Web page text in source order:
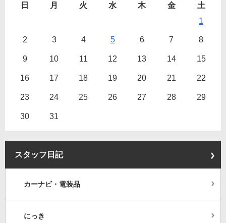
日 月 火 水 木 金
土
1
2 3 4 5 6 7 8
9 10 11 12 13 14 15
16 17 18 19 20 21 22
23 24 25 26 27 28 29
30 31
スタッフ日記
カーナビ・電装品
にっき